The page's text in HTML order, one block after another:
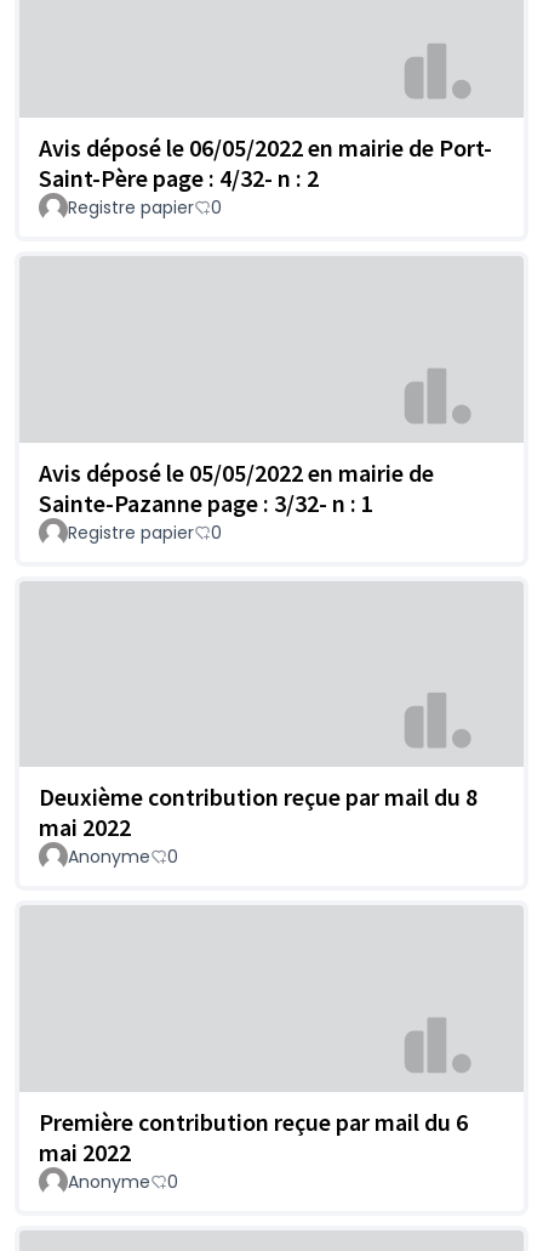
Avis déposé le 06/05/2022 en mairie de Port-
Saint-Père page : 4/32- n : 2
Registre papier 0
Avis déposé le 05/05/2022 en mairie de
Sainte-Pazanne page : 3/32- n : 1
Registre papier 0
Deuxième contribution reçue par mail du 8
mai 2022
Anonyme 0
Première contribution reçue par mail du 6
mai 2022
Anonyme 0